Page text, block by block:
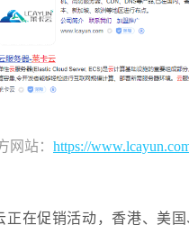
网站： https://
正在促销活动，香港、美国